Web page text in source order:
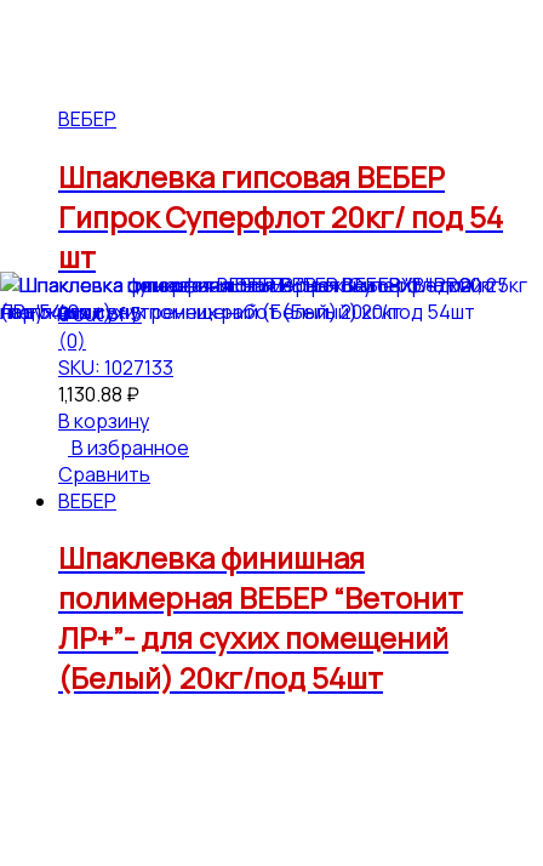
ВЕБЕР
Шпаклевка гипсовая ВЕБЕР
Гипрок Суперфлот 20кг/ под 54
шт
0out of 5
(0)
SKU: 1027133
1,130.88 ₽
В корзину
В избранное
Сравнить
ВЕБЕР
Шпаклевка финишная
полимерная ВЕБЕР “Ветонит
ЛР+”- для сухих помещений
(Белый) 20кг/под 54шт